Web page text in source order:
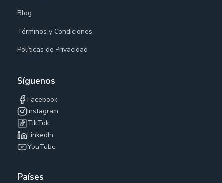
Blog
Términos y Condiciones
Políticas de Privacidad
Síguenos
Facebook
Instagram
TikTok
LinkedIn
YouTube
Países